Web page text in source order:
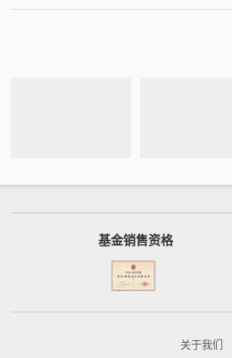
基金销售资格
关于我们